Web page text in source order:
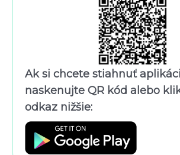
Ak si chcete stiahnuť
naskenujte QR kód alebo
odkaz nižšie: